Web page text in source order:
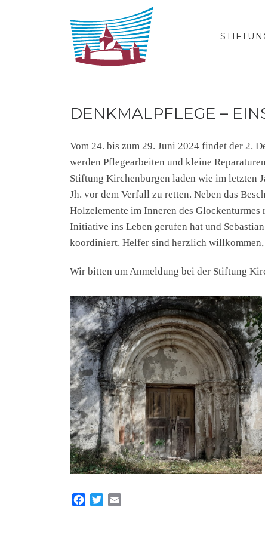
Zum Inhalt springen
DENKMALPFLEGE –
Vom 24. bis zum 29. Juni 2024 findet der 2.
werden Pflegearbeiten und kleine
Stiftung Kirchenburgen laden wie im letzten
Jh. vor dem Verfall zu retten. Neben das
Holzelemente im Inneren des
Initiative ins Leben gerufen hat und
koordiniert. Helfer sind herzlich willkommen,
Wir bitten um Anmeldung bei der Stiftung